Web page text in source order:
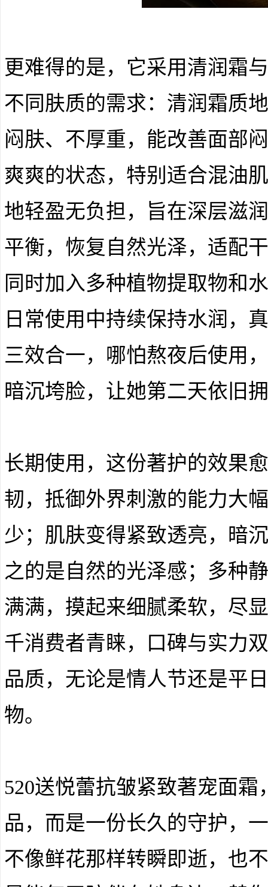
更难得的是，它采用清润霜
不同肤质的需求：清润霜质
闷肤、不厚重，能改善面部
爽爽的状态，特别适合混油
地轻盈无负担，旨在深层滋
平衡，恢复自然光泽，适配
同时加入多种植物提取物和
日常使用中持续保持水润，
三效合一，哪怕熬夜后使用
暗沉垮脸，让她第二天依旧
长期使用，这份著护的效果
韧，抵御外界刺激的能力大
少；肌肤变得紧致透亮，暗
之的是自然的光泽感；多种
满满，摸起来细腻柔软，尽
千消费者青睐，口碑与实力
品质，无论是情人节还是平
物。
520送悦蕾抗皱紧致著宠面
品，而是一份长久的守护，
不像鲜花那样转瞬即逝，也